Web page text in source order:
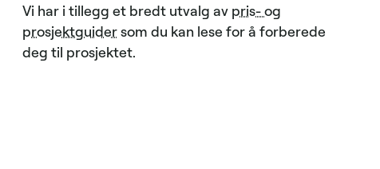
Vi har i tillegg et bredt utvalg av pris- og
prosjektguidersom du kan lese for å forberede
deg til prosjektet.